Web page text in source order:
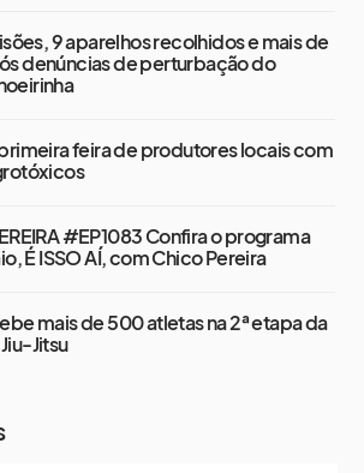
9 aparelhos recolhidos e mais de
denúncias de perturbação do
feira de produtores locais com
#EP1083 Confira o programa
É ISSO AÍ, com Chico Pereira
mais de 500 atletas na 2ª etapa da
Jitsu